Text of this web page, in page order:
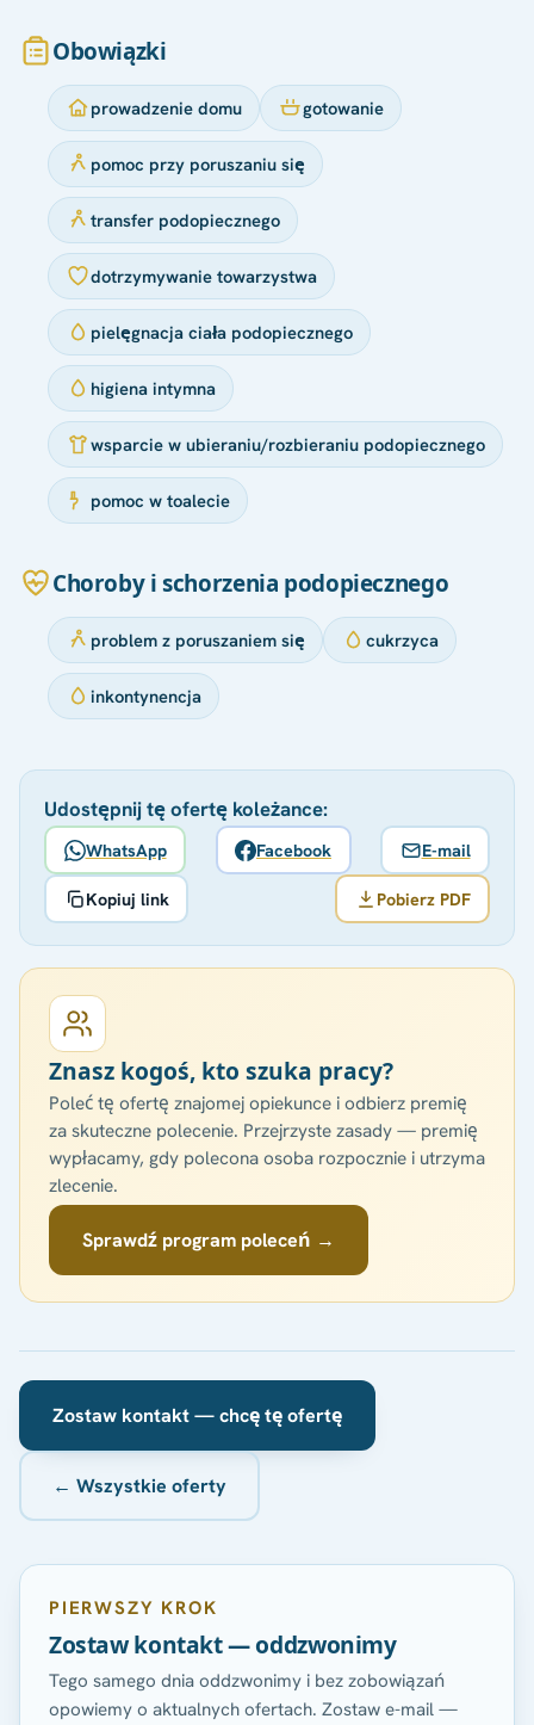
Obowiązki
prowadzenie domu gotowanie
pomoc przy poruszaniu się
transfer podopiecznego
dotrzymywanie towarzystwa
pielęgnacja ciała podopiecznego
higiena intymna
wsparcie w ubieraniu/rozbieraniu podopiecznego
pomoc w toalecie
Choroby i schorzenia podopiecznego
problem z poruszaniem się cukrzyca
inkontynencja
Udostępnij tę ofertę koleżance:
WhatsApp Facebook E-mail
Kopiuj link Pobierz PDF
Znasz kogoś, kto szuka pracy?
Poleć tę ofertę znajomej opiekunce i odbierz premię
za skuteczne polecenie. Przejrzyste zasady — premię
wypłacamy, gdy polecona osoba rozpocznie i utrzyma
zlecenie.
Sprawdź program poleceń →
Zostaw kontakt — chcę tę ofertę
← Wszystkie oferty
PIERWSZY KROK
Zostaw kontakt — oddzwonimy
Tego samego dnia oddzwonimy i bez zobowiązań
opowiemy o aktualnych ofertach. Zostaw e-mail —